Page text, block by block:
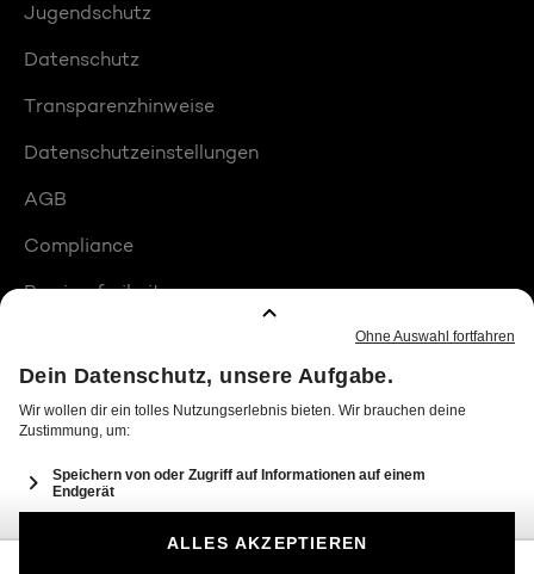
Jugendschutz
Datenschutz
Transparenzhinweise
Datenschutzeinstellungen
AGB
Compliance
Barrierefreiheit